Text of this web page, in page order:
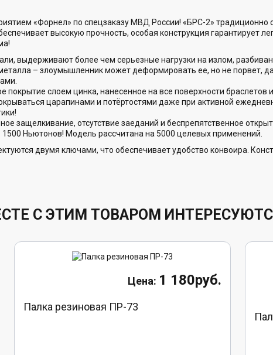
«Форнел» по спецзаказу МВД России! «БРС-2»
высокую прочность, особая конструкция гарантирует
выдерживают более чем серьезные нагрузки на излом,
– злоумышленник может деформировать ее, но не порвет,
слоем цинка, нанесенное на все поверхности браслетов
царапинами и потёртостями даже при активной
защелкивание, отсутствие заеданий и беспрепятственное
Ньютонов! Модель рассчитана на 5000 целевых применений.
двумя ключами, что обеспечивает удобство конвоира.
С ЭТИМ ТОВАРОМ
1 180руб.
Палка резиновая ПР-73